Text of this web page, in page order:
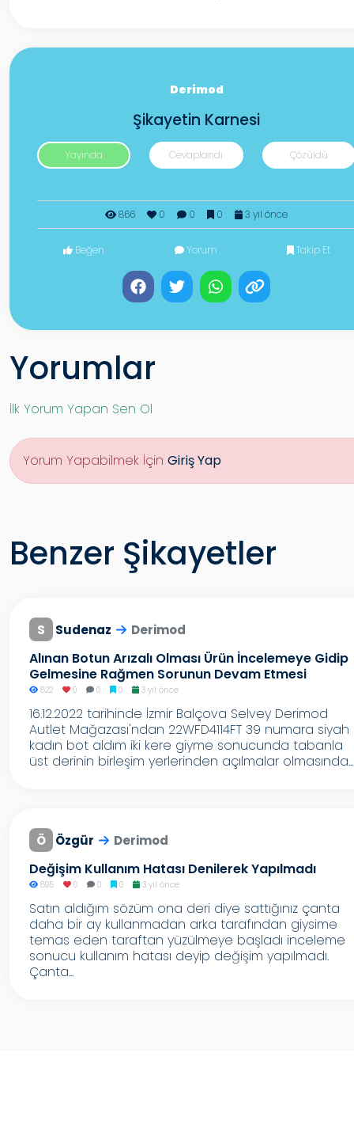
Derimod
Şikayetin Karnesi
Yayında Cevaplandı Çözüldü
866 0 0 0 3 yıl önce
Beğen Yorum Takip Et
Yorumlar
İlk Yorum Yapan Sen Ol
Yorum Yapabilmek İçin Giriş Yap
Benzer Şikayetler
S Sudenaz Derimod
Alınan Botun Arızalı Olması Ürün İncelemeye Gidip
Gelmesine Rağmen Sorunun Devam Etmesi
822 0 0 0 3 yıl önce
16.12.2022 tarihinde İzmir Balçova Selvey Derimod
Autlet Mağazası'ndan 22WFD4114FT 39 numara siyah
kadın bot aldım iki kere giyme sonucunda tabanla
üst derinin birleşim yerlerinden açılmalar olmasında...
Ö Özgür Derimod
Değişim Kullanım Hatası Denilerek Yapılmadı
895 0 0 0 3 yıl önce
Satın aldığım sözüm ona deri diye sattığınız çanta
daha bir ay kullanmadan arka tarafından giysime
temas eden taraftan yüzülmeye başladı inceleme
sonucu kullanım hatası deyip değişim yapılmadı.
Çanta...